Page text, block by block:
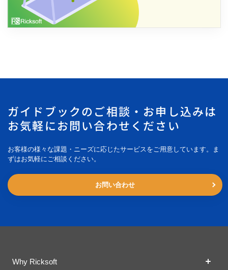
ガイドブックのご相談・お申し込みは
お気軽にお問い合わせください
お客様の様々な課題・ニーズに応じたサービスをご用意しています。ま
ずはお気軽にご相談ください。
お問い合わせ
Why Ricksoft